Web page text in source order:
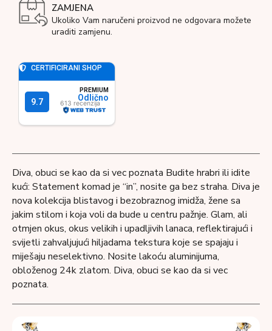
ZAMJENA
Ukoliko Vam naručeni proizvod ne odgovara možete
uraditi zamjenu.
Diva, obuci se kao da si vec poznata Budite hrabri ili idite
kući: Statement komad je “in”, nosite ga bez straha. Diva je
nova kolekcija blistavog i bezobraznog imidža, žene sa
jakim stilom i koja voli da bude u centru pažnje. Glam, ali
otmjen okus, okus velikih i upadljivih lanaca, reflektirajući i
svijetli zahvaljujući hiljadama tekstura koje se spajaju i
miješaju neselektivno. Nosite lakoću aluminijuma,
obloženog 24k zlatom. Diva, obuci se kao da si vec
poznata.